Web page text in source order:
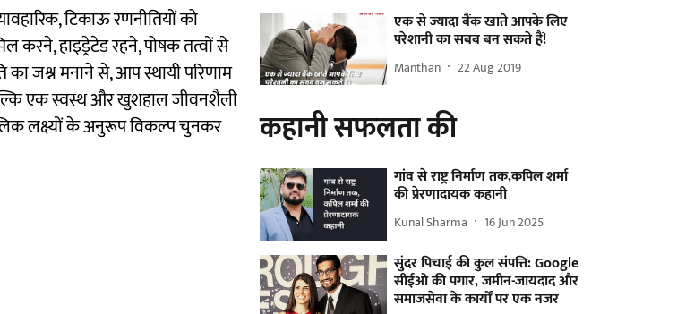
टिकाऊ रणनीतियों को
करने, हाइड्रेटेड रहने, पोषक तत्वों से
का जश्न मनाने से, आप स्थायी परिणाम
एक स्वस्थ और खुशहाल जीवनशैली
लक्ष्यों के अनुरूप विकल्प चुनकर
एक से ज्यादा बैंक खाते आपके लिए
परेशानी का सबब बन सकते हैं!
Manthan 22 Aug 2019
कहानी सफलता की
गांव से राष्ट्र निर्माण तक,कपिल शर्मा
की प्रेरणादायक कहानी
Kunal Sharma 16 Jun 2025
सुंदर पिचाई की कुल संपत्ति: Google
सीईओ की पगार, जमीन-जायदाद और
समाजसेवा के कार्यों पर एक नजर